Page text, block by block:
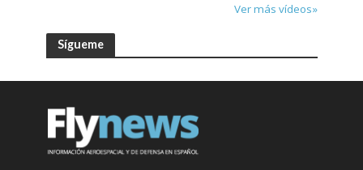
Ver más vídeos»
Sígueme